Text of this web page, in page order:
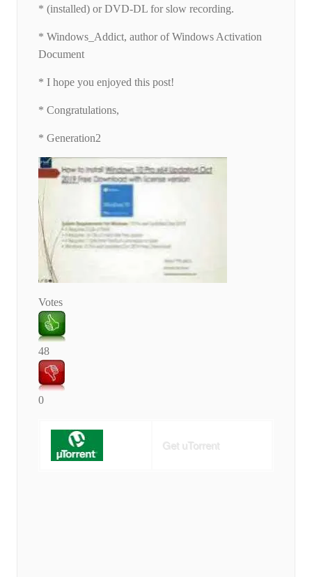
* (installed) or DVD-DL for slow recording.
* Windows_Addict, author of Windows Activation
Document
* I hope you enjoyed this post!
* Congratulations,
* Generation2
Votes
48
0
Get uTorrent